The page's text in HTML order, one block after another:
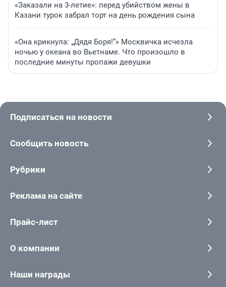
«Заказали на 3-летие»: перед убийством жены в
Казани турок забрал торт на день рождения сына
«Она крикнула: „Дядя Боря!“» Москвичка исчезла
ночью у океана во Вьетнаме. Что произошло в
последние минуты пропажи девушки
Подписаться на новости
Сообщить новость
Рубрики
Реклама на сайте
Прайс-лист
О компании
Наши награды